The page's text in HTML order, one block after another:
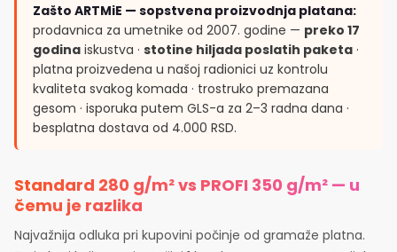
Zašto ARTMiE — sopstvena proizvodnja platana:
prodavnica za umetnike od 2007. godine — preko 17
godina iskustva · stotine hiljada poslatih paketa ·
platna proizvedena u našoj radionici uz kontrolu
kvaliteta svakog komada · trostruko premazana
gesom · isporuka putem GLS-a za 2–3 radna dana ·
besplatna dostava od 4.000 RSD.
Standard 280 g/m² vs PROFI 350 g/m² — u
čemu je razlika
Najvažnija odluka pri kupovini počinje od gramaže platna.